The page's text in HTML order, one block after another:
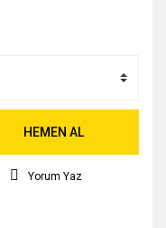
HEMEN AL
Yorum Yaz